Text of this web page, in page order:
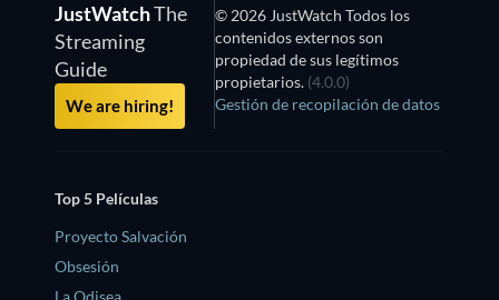
JustWatchThe
Streaming
Guide
We are hiring!
© 2026 JustWatch Todos los
contenidos externos son
propiedad de sus legítimos
propietarios. (4.0.0)
Gestión de recopilación de datos
Top 5 Películas
Proyecto Salvación
Obsesión
La Odisea